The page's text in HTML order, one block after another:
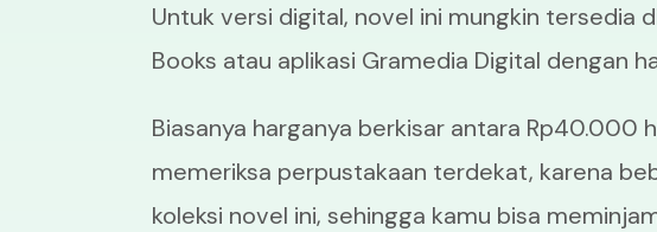
Untuk versi digital, novel ini mungkin tersedia
Books atau aplikasi Gramedia Digital dengan
Biasanya harganya berkisar antara Rp40.000
memeriksa perpustakaan terdekat, karena
koleksi novel ini, sehingga kamu bisa